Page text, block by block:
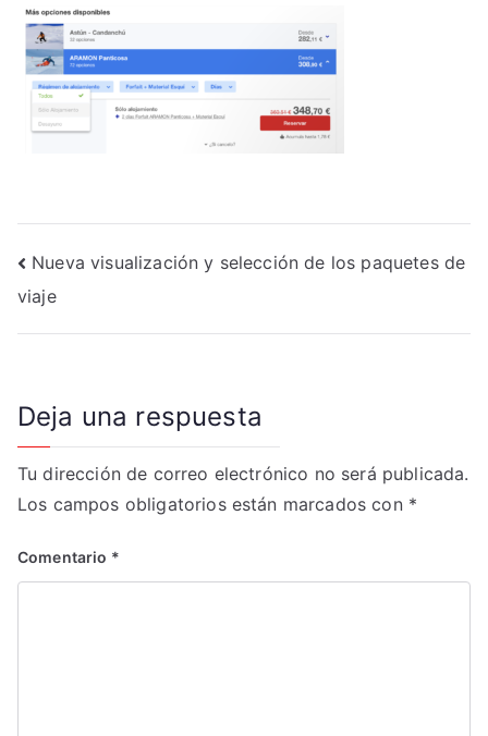
Navegación
de
Nueva visualización y selección de los paquetes de
viaje
Deja una respuesta
Tu dirección de correo electrónico no será publicada.
Los campos obligatorios están marcados con *
Comentario *